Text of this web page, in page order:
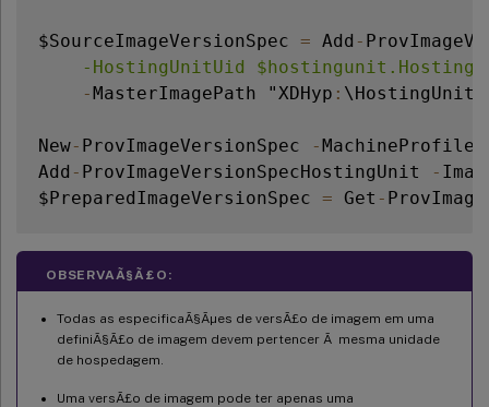
$SourceImageVersionSpec = Add -
-HostingUnitUid
-MasterImagePath "XDHyp :
New- ProvImageVersionSpec -MachineProfile
Add - ProvImageVersionSpecHostingUnit -
$PreparedImageVersionSpec = Get -
OBSERVAÃ§Ã£O:
Todas as especificaÃ§Ãµes de versÃ£o de imagem em uma
definiÃ§Ã£o de imagem devem pertencer Ã mesma unidade
de hospedagem.
Uma versÃ£o de imagem pode ter apenas uma